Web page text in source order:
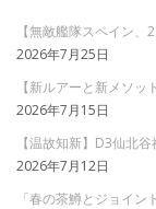
【無敵艦隊スペイン
2026年7月25日
【新ルアーと新メソ
2026年7月15日
【温故知新】D3仙北谷
2026年7月12日
「春の茶鱒とジョイ